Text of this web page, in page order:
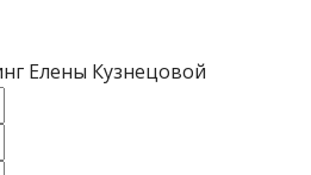
Елены Кузнецовой